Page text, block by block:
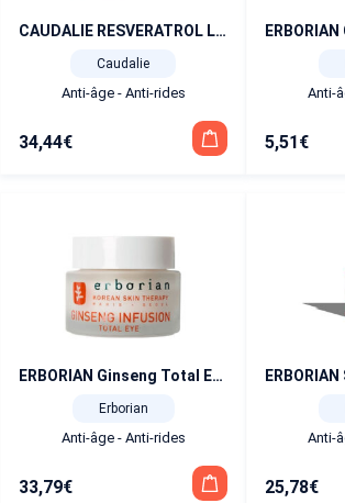
CAUDALIE RESVERATROL LIFT SOIN LIFTANT REGARD 15ML
Caudalie
Anti-âge - Anti-rides
34,44€
Anti-
5,51 €
ERBORIAN Ginseng Total Eye R24 15 ml
Erborian
Anti-âge - Anti-rides
33,79€
Anti-
25,78€